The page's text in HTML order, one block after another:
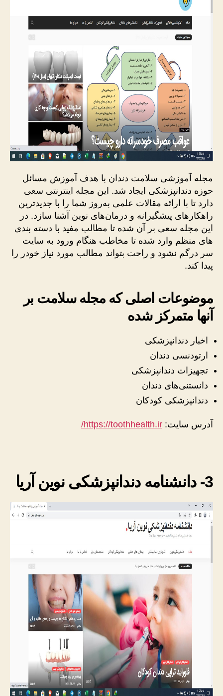
مجله آموزشی سلامت دندان با هدف آموزش مسائل
حوزه دندانپزشکی ایجاد شد. این مجله اینترنتی سعی
دارد تا با ارائه مقالات علمی به‌روز شما را با جدیدترین
راهکارهای پیشگیرانه و درمان‌های نوین آشنا سازد. در
این مجله سعی بر آن شده تا مطالب مفید با دسته بندی
های منظم وارد شده تا مخاطب هنگام ورود به سایت
سر درگم نشود و راحت بتواند مطالب مورد نیاز خودر را
پیدا کند.
موضوعات اصلی که مجله سلامت بر
آنها متمرکز شده
اخبار دندانپزشکی
ارتودنسی دندان
تجهیزات دندانپزشکی
دانستنی‌های دندان
دندانپزشکی کودکان
آدرس سایت: https://toothhealth.ir/
3- دانشنامه دندانپزشکی نوین آریا